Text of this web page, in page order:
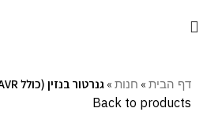
דף הבית » חנות » גנרטור בנזין (כולל AVR) – Ford FG9250PE
Back to products